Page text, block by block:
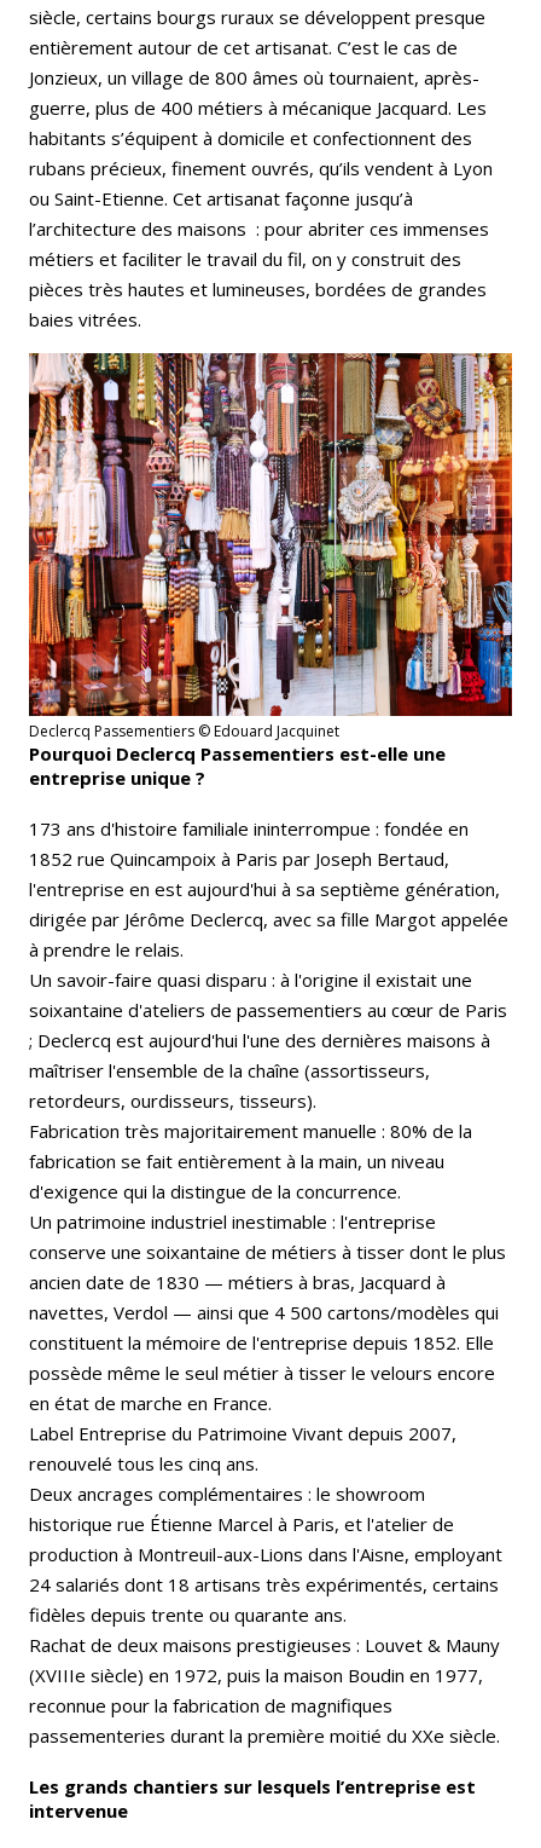
siècle, certains bourgs ruraux se développent presque
entièrement autour de cet artisanat. C’est le cas de
Jonzieux, un village de 800 âmes où tournaient, après-
guerre, plus de 400 métiers à mécanique Jacquard. Les
habitants s’équipent à domicile et confectionnent des
rubans précieux, finement ouvrés, qu’ils vendent à Lyon
ou Saint-Etienne. Cet artisanat façonne jusqu’à
l’architecture des maisons : pour abriter ces immenses
métiers et faciliter le travail du fil, on y construit des
pièces très hautes et lumineuses, bordées de grandes
baies vitrées.
Declercq Passementiers © Edouard Jacquinet
Pourquoi Declercq Passementiers est-elle une
entreprise unique ?
173 ans d'histoire familiale ininterrompue : fondée en
1852 rue Quincampoix à Paris par Joseph Bertaud,
l'entreprise en est aujourd'hui à sa septième génération,
dirigée par Jérôme Declercq, avec sa fille Margot appelée
à prendre le relais.
Un savoir-faire quasi disparu : à l'origine il existait une
soixantaine d'ateliers de passementiers au cœur de Paris
; Declercq est aujourd'hui l'une des dernières maisons à
maîtriser l'ensemble de la chaîne (assortisseurs,
retordeurs, ourdisseurs, tisseurs).
Fabrication très majoritairement manuelle : 80% de la
fabrication se fait entièrement à la main, un niveau
d'exigence qui la distingue de la concurrence.
Un patrimoine industriel inestimable : l'entreprise
conserve une soixantaine de métiers à tisser dont le plus
ancien date de 1830 — métiers à bras, Jacquard à
navettes, Verdol — ainsi que 4 500 cartons/modèles qui
constituent la mémoire de l'entreprise depuis 1852. Elle
possède même le seul métier à tisser le velours encore
en état de marche en France.
Label Entreprise du Patrimoine Vivant depuis 2007,
renouvelé tous les cinq ans.
Deux ancrages complémentaires : le showroom
historique rue Étienne Marcel à Paris, et l'atelier de
production à Montreuil-aux-Lions dans l'Aisne, employant
24 salariés dont 18 artisans très expérimentés, certains
fidèles depuis trente ou quarante ans.
Rachat de deux maisons prestigieuses : Louvet & Mauny
(XVIIIe siècle) en 1972, puis la maison Boudin en 1977,
reconnue pour la fabrication de magnifiques
passementeries durant la première moitié du XXe siècle.
Les grands chantiers sur lesquels l’entreprise est
intervenue